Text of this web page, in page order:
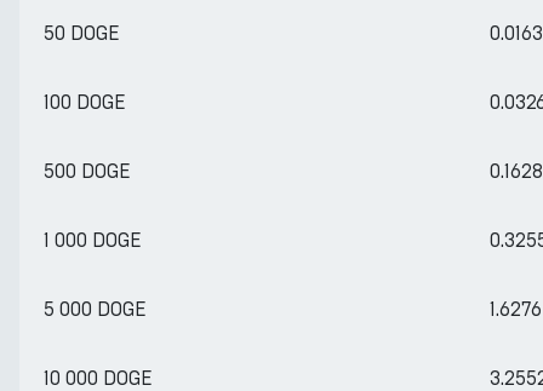
50 DOGE
100 DOGE
500 DOGE
1 000 DOGE
5 000 DOGE
10 000 DOGE